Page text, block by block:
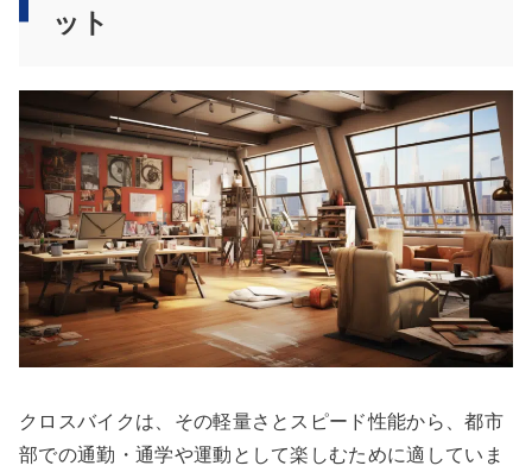
ット
クロスバイクは、その軽量さとスピード性能から、都市
部での通勤・通学や運動として楽しむために適していま